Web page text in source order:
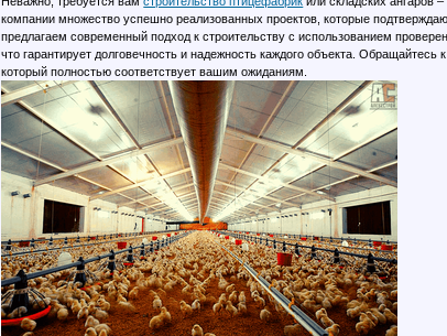
компании множество успешно реализованных проектов, которые
предлагаем современный подход к строительству с использованием
что гарантирует долговечность и надежность каждого объекта. Обращайтесь
который полностью соответствует вашим ожиданиям.